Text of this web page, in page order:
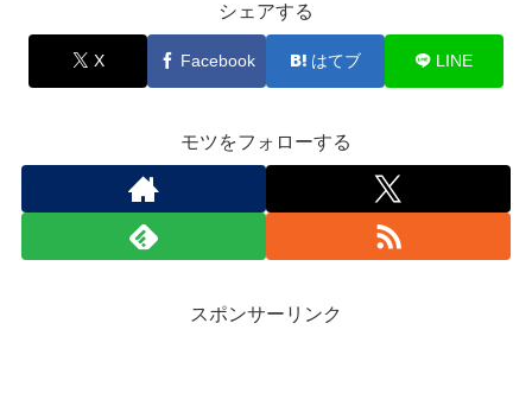
シェアする
X Facebook はてブ LINE
モツをフォローする
スポンサーリンク